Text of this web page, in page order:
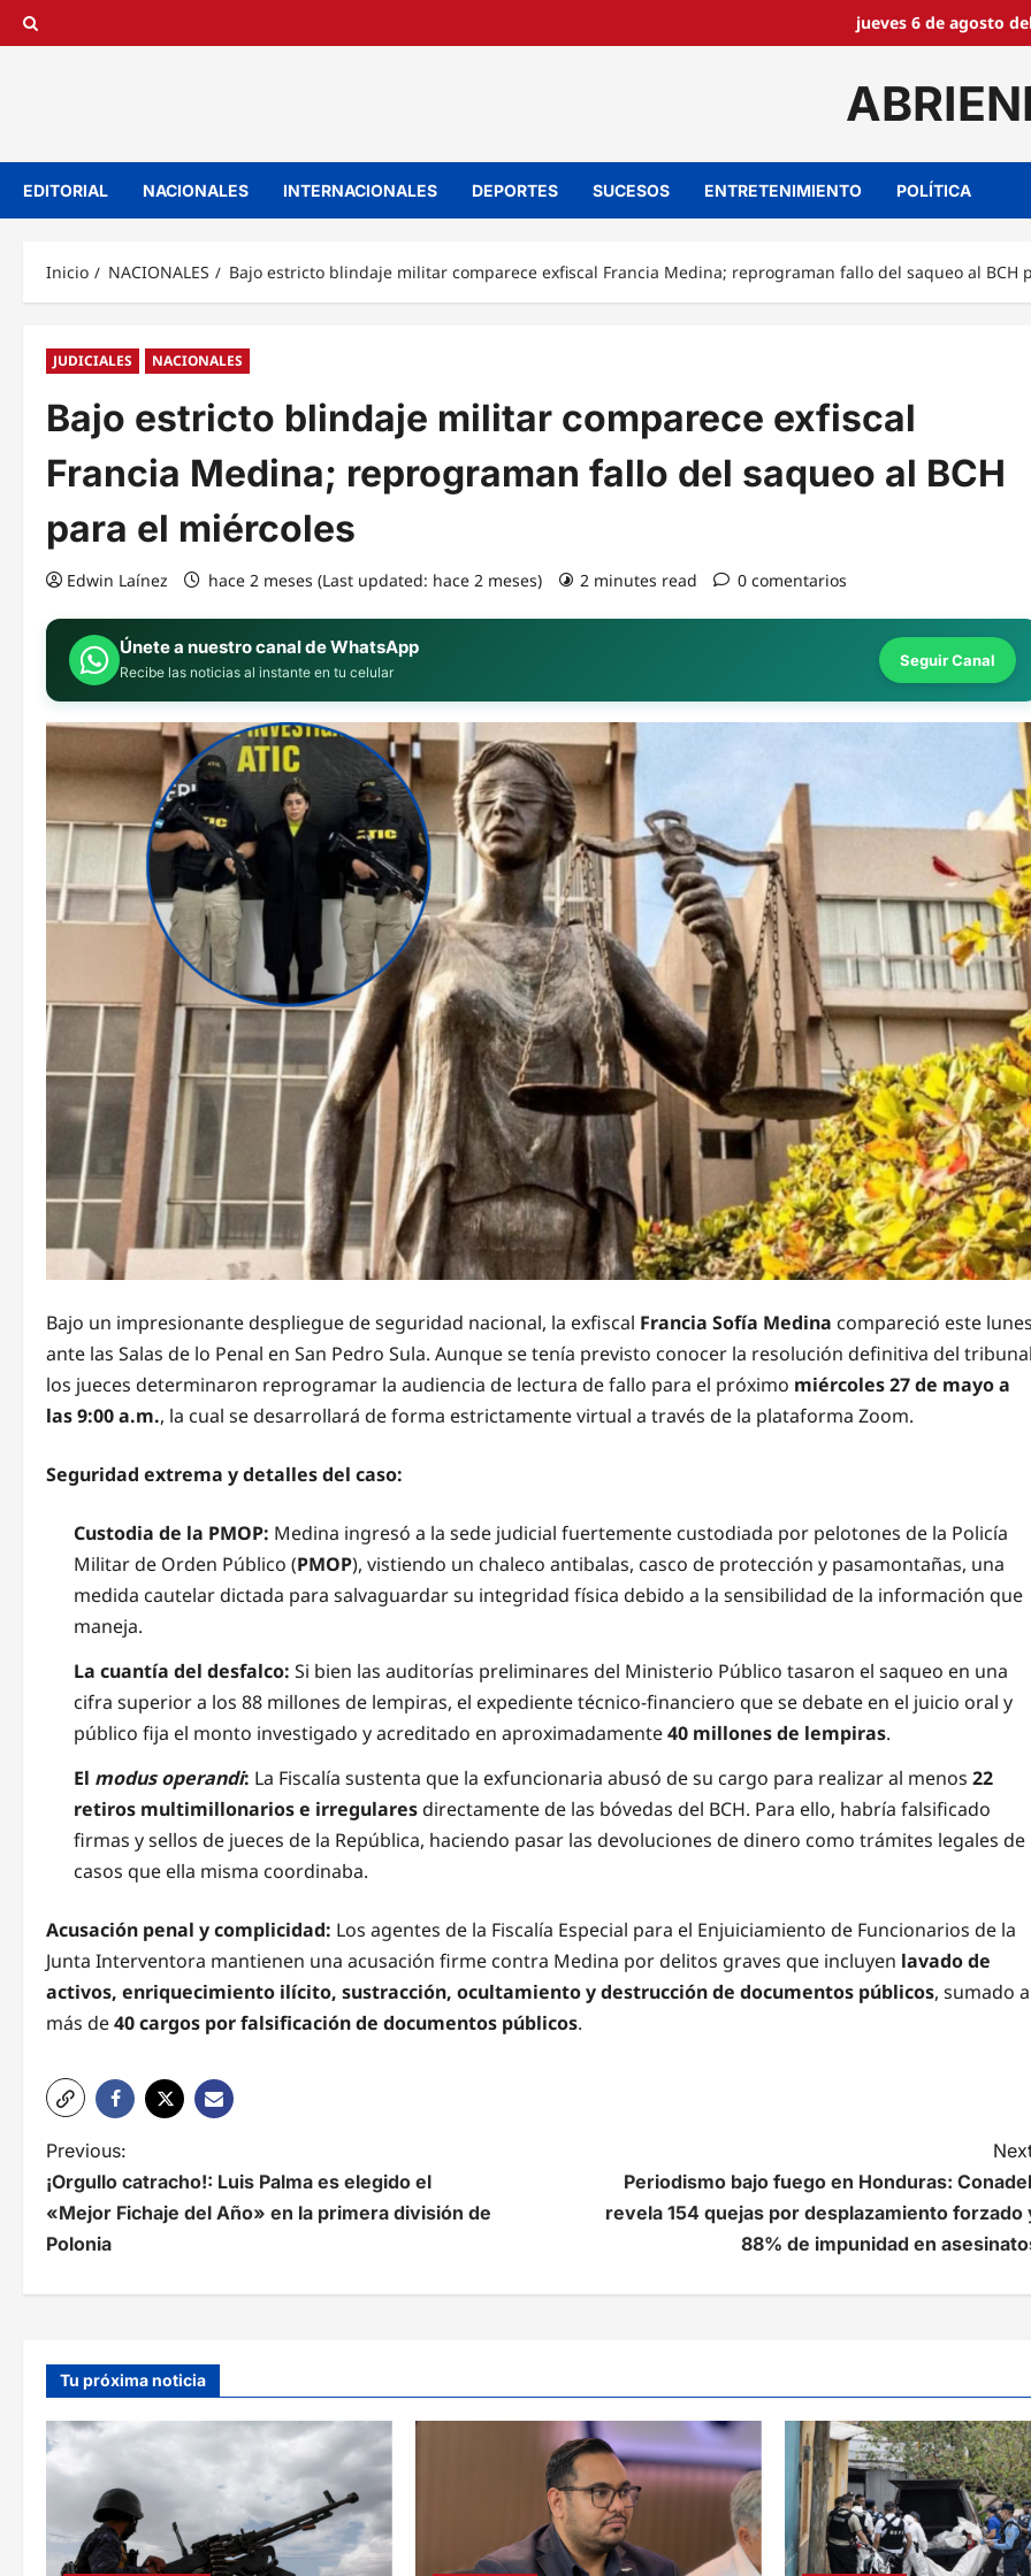
Saltar
jueves 6 de agosto
EDITORIAL NACIONALES INTERNACIONALES DEPORTES SUCESOS ENTRETENIMIENTO POLÍTICA
Inicio NACIONALES Bajo estricto blindaje militar comparece exfiscal Francia Medina; reprograman fallo del saqueo al BCH
JUDICIALES NACIONALES
Bajo estricto blindaje militar comparece exfiscal
Francia Medina; reprograman fallo del saqueo al BCH
para el miércoles
Edwin Laínez hace 2 meses (Last updated: hace 2 meses) 2 minutes read 0 comentarios
Únete a nuestro canal de WhatsApp
Recibe las noticias al instante en tu celular
Seguir Canal
Bajo un impresionante despliegue de seguridad nacional, la exfiscal Francia Sofía Medina compareció este
ante las Salas de lo Penal en San Pedro Sula. Aunque se tenía previsto conocer la resolución definitiva del
los jueces determinaron reprogramar la audiencia de lectura de fallo para el próximo miércoles 27 de mayo a
las 9:00 a.m., la cual se desarrollará de forma estrictamente virtual a través de la plataforma Zoom.
Seguridad extrema y detalles del caso:
Custodia de la PMOP: Medina ingresó a la sede judicial fuertemente custodiada por pelotones de la Policía
Militar de Orden Público (PMOP), vistiendo un chaleco antibalas, casco de protección y pasamontañas, una
medida cautelar dictada para salvaguardar su integridad física debido a la sensibilidad de la información que
maneja.
La cuantía del desfalco: Si bien las auditorías preliminares del Ministerio Público tasaron el saqueo en una
cifra superior a los 88 millones de lempiras, el expediente técnico-financiero que se debate en el juicio oral y
público fija el monto investigado y acreditado en aproximadamente40 millones de lempiras.
El modus operandi: La Fiscalía sustenta que la exfuncionaria abusó de su cargo para realizar al menos 22
retiros multimillonarios e irregularesdirectamente de las bóvedas del BCH. Para ello, habría falsificado
firmas y sellos de jueces de la República, haciendo pasar las devoluciones de dinero como trámites legales de
casos que ella misma coordinaba.
Acusación penal y complicidad: Los agentes de la Fiscalía Especial para el Enjuiciamiento de Funcionarios de la
Junta Interventora mantienen una acusación firme contra Medina por delitos graves que incluyen lavado de
activos, enriquecimiento ilícito, sustracción, ocultamiento y destrucción de documentos públicos, sumado a
más de40 cargos por falsificación de documentos públicos.
N
a
v
a
c
i
ó
n
d
Previous:
¡Orgullo catracho!: Luis Palma es elegido el
«Mejor Fichaje del Año» en la primera división de
Polonia
Periodismo bajo fuego en Honduras:
revela 154 quejas por desplazamiento forzado
88% de impunidad en
Tu próxima noticia